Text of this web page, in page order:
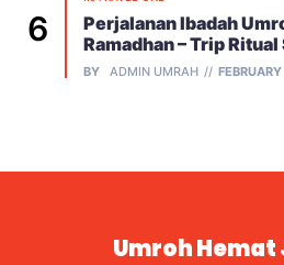
Perjalanan Ibadah
Ramadhan – Trip
BY ADMIN UMRAH
Umroh Hemat